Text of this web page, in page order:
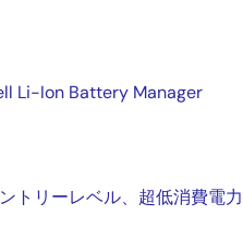
Li-Ion Battery Manager
トリーレベル、超低消費電